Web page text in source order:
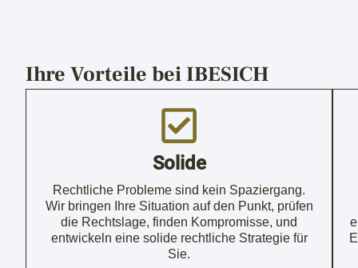
Ihre Vorteile bei IBESICH
Solide
Rechtliche Probleme sind kein Spaziergang.
Wir bringen Ihre Situation auf den Punkt, prüfen
die Rechtslage, finden Kompromisse, und
entwickeln eine solide rechtliche Strategie für
Sie.